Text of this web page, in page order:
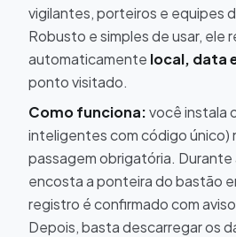
vigilantes, porteiros e equipes
Robusto e simples de usar, ele
automaticamente local, data
ponto visitado.
Como funciona:você instala
inteligentes com código único)
passagem obrigatória. Durante
encosta a ponteira do bastão
registro é confirmado com
Depois, basta descarregar os